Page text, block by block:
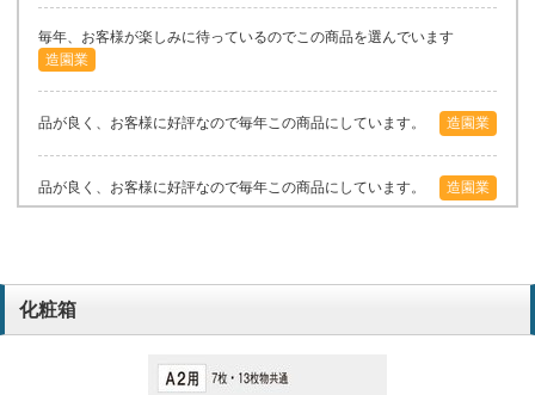
毎年、お客様が楽しみに待っているのでこの商品を選んでいます
造園業
品が良く、お客様に好評なので毎年この商品にしています。 造園業
品が良く、お客様に好評なので毎年この商品にしています。 造園業
化粧箱